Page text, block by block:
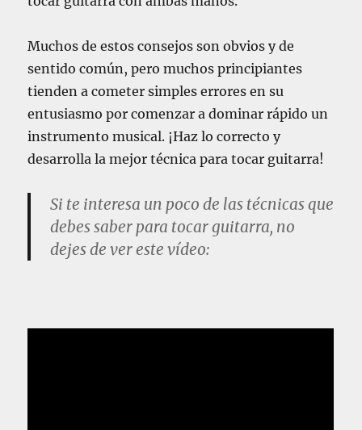
Muchos de estos consejos son obvios y de
sentido común, pero muchos principiantes
tienden a cometer simples errores en su
entusiasmo por comenzar a dominar rápido un
instrumento musical. ¡Haz lo correcto y
desarrolla la mejor técnica para tocar guitarra!
Si te interesa un poco de las técnicas que
debes saber para tocar guitarra, no
dejes de ver este vídeo: